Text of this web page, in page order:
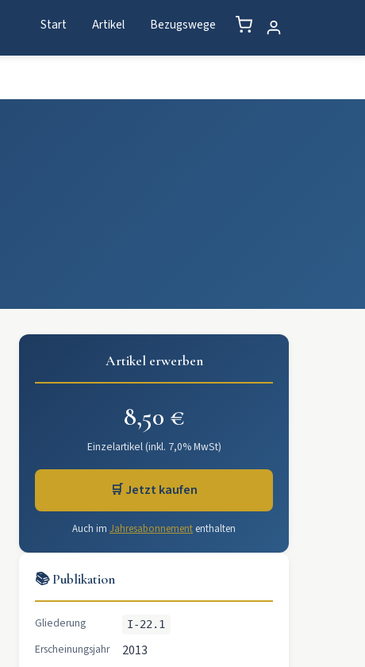
Start Artikel Bezugswege
Artikel erwerben
8,50 €
Einzelartikel (inkl. 7,0% MwSt)
🛒 Jetzt kaufen
Auch im Jahresabonnement enthalten
📚 Publikation
Gliederung I-22.1
Erscheinungsjahr 2013